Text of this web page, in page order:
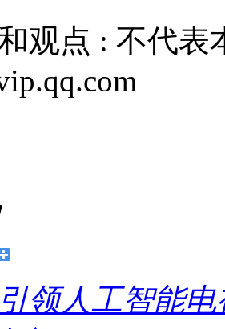
观点 : 不代表
引领人工智能